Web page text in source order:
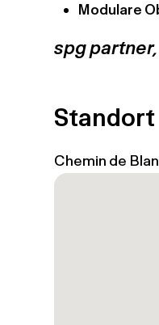
Modulare
spg
Standort
Chemin de